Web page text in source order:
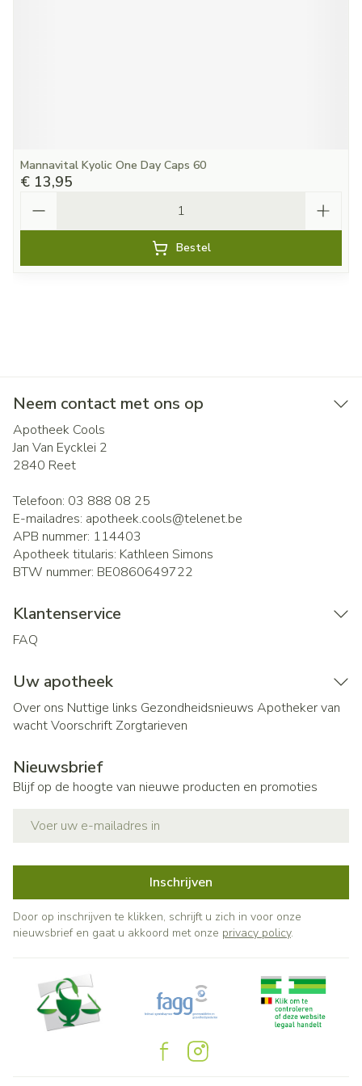
Mannavital Kyolic One Day Caps 60
€ 13,95
Bestel
Neem contact met ons op
Apotheek Cools
Jan Van Eycklei 2
2840 Reet
Telefoon: 03 888 08 25
E-mailadres: apotheek.cools@telenet.be
APB nummer: 114403
Apotheek titularis: Kathleen Simons
BTW nummer: BE0860649722
Klantenservice
FAQ
Uw apotheek
Over ons Nuttige links Gezondheidsnieuws Apotheker van
wachtVoorschrift Zorgtarieven
Nieuwsbrief
Blijf op de hoogte van nieuwe producten en promoties
Inschrijven
Door op inschrijven te klikken, schrijft u zich in voor onze
nieuwsbrief en gaat u akkoord met onze privacy policy.